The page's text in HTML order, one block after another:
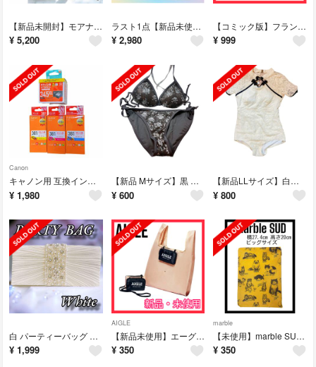
【新品未開封】モアナチュリー キャビ＆フラッシュジェル 3kg 3袋まとめ売り
¥ 5,200
ラスト1点【新品未使用】ブラビアンカ ブラジリアンワックス 脱毛 除毛 エステ級
¥ 2,980
【コミック版】フランス人は10着しか服を持たない 2冊セットまとめ売り
¥ 999
Canon
キャノン用 互換インク BC-345XL 381 イエロー マゼンタ シアン
¥ 1,980
【新品 Mサイズ】黒 ドクロ スパンコール ビキニ インポート水着 セパレート
¥ 600
【新品LLサイズ】白アイボリー インポート水着 ワンピース スカート付 チャイナ
¥ 800
白 パーティーバッグ クラッチバッグ ショルダーバッグ フラワーパール ビジュー
¥ 1,999
AIGLE
【新品未使用】エーグル ポシェットとの2way変身エコバッグ AIGLE
¥ 350
marble
【未使用】marble SUD 猫ポーチ 2016 リンネル付録
¥ 350